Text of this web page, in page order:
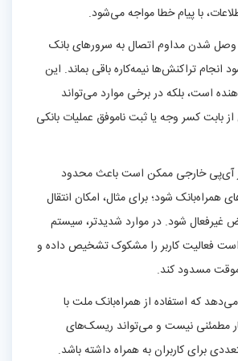
با پیام خطا مواجه می‌شود.
شدن مداوم اتصال به سرورهای بانک
تراکنش‌ها نیمه‌کاره باقی بماند. این
است، بلکه در برخی موارد می‌تواند
بابت کسر وجه یا ثبت ناموفق عملیات بانکی
خارجی ممکن است باعث محدود
شود؛ برای مثال، امکان انتقال
شود. در موارد شدیدتر، سیستم
فعالیت کاربر را مشکوک تشخیص داده و
مسدود کند.
که استفاده از همراه‌بانک ملت با
نیست و می‌تواند ریسک‌های
برای کاربران به همراه داشته باشد.